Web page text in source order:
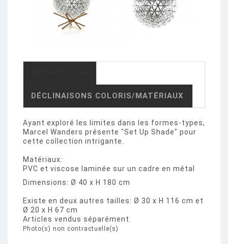
DÉCLINAISONS COLORIS/MATÉRIAUX
Ayant exploré les limites dans les formes-types,
Marcel Wanders présente "Set Up Shade" pour
cette collection intrigante.
Matériaux:
PVC et viscose laminée sur un cadre en métal
Dimensions: Ø 40 x H 180 cm
Existe en deux autres tailles: Ø 30 x H 116 cm et
Ø 20 x H 67 cm
Articles vendus séparément.
Photo(s) non contractuelle(s)